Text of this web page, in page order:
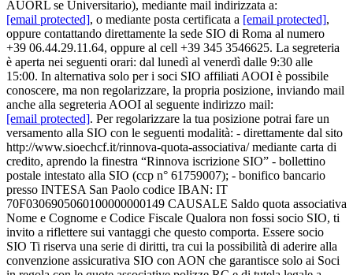
AUORL se Universitario), mediante mail indirizzata a:
[email protected], o mediante posta certificata a [email protected],
oppure contattando direttamente la sede SIO di Roma al numero
+39 06.44.29.11.64, oppure al cell +39 345 3546625. La segreteria
è aperta nei seguenti orari: dal lunedì al venerdì dalle 9:30 alle
15:00. In alternativa solo per i soci SIO affiliati AOOI è possibile
conoscere, ma non regolarizzare, la propria posizione, inviando mail
anche alla segreteria AOOI al seguente indirizzo mail:
[email protected]. Per regolarizzare la tua posizione potrai fare un
versamento alla SIO con le seguenti modalità: - direttamente dal sito
http://www.sioechcf.it/rinnova-quota-associativa/ mediante carta di
credito, aprendo la finestra “Rinnova iscrizione SIO” - bollettino
postale intestato alla SIO (ccp n° 61759007); - bonifico bancario
presso INTESA San Paolo codice IBAN: IT
70F0306905060100000000149 CAUSALE Saldo quota associativa
Nome e Cognome e Codice Fiscale Qualora non fossi socio SIO, ti
invito a riflettere sui vantaggi che questo comporta. Essere socio
SIO Ti riserva una serie di diritti, tra cui la possibilità di aderire alla
convenzione assicurativa SIO con AON che garantisce solo ai Soci